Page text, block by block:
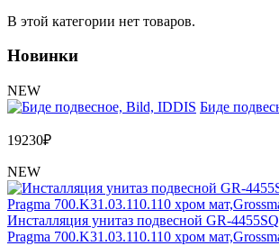
В этой категории нет товаров.
Новинки
NEW
Биде
19230₽
NEW
Инсталляция унитаз подвесной GR-
Pragma 700.K31.03.110.110 хром